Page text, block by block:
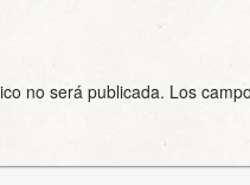
no será publicada. Los